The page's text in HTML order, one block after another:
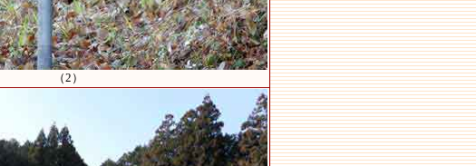
（2）